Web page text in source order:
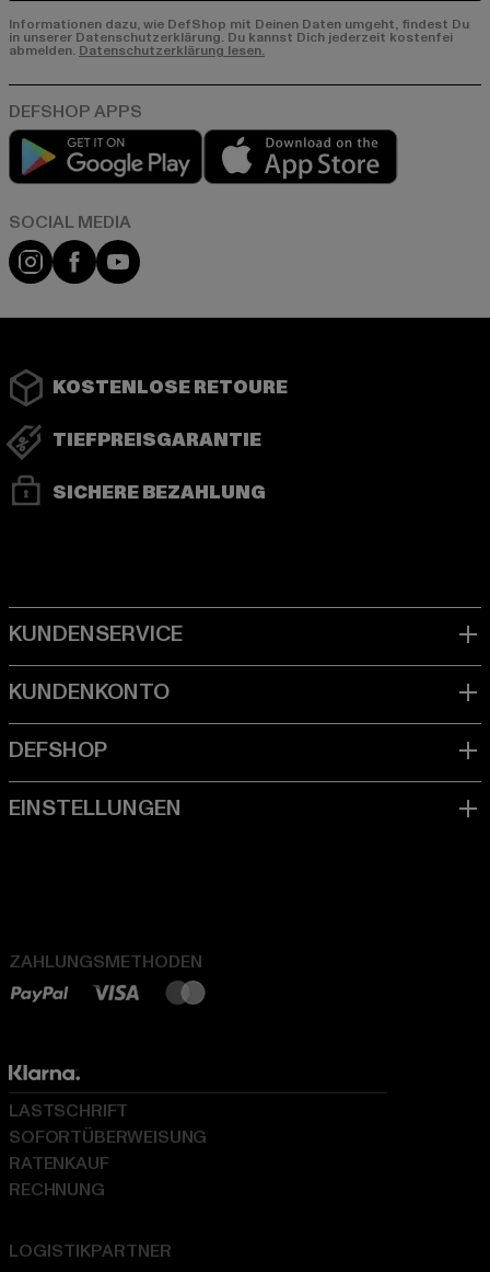
Informationen dazu, wie DefShop mit Deinen Daten umgeht, findest Du
in unserer Datenschutzerklärung. Du kannst Dich jederzeit kostenfei
abmelden. Datenschutzerklärung lesen.
Play market
Instagram
FacebookYouTube
KOSTENLOSE RETOURE
TIEFPREISGARANTIE
SICHERE BEZAHLUNG
ZAHLUNGSMETHODEN
LOGISTIKPARTNER
LASTSCHRIFT
SOFORTÜBERWEISUNG
RATENKAUF
RECHNUNG